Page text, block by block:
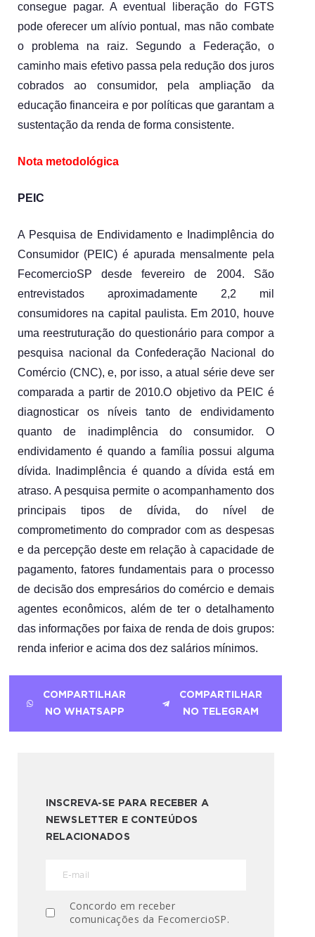
consegue pagar. A eventual liberação do FGTS
pode oferecer um alívio pontual, mas não combate
o problema na raiz. Segundo a Federação, o
caminho mais efetivo passa pela redução dos juros
cobrados ao consumidor, pela ampliação da
educação financeira e por políticas que garantam a
sustentação da renda de forma consistente.
Nota metodológica
PEIC
A Pesquisa de Endividamento e Inadimplência do
Consumidor (PEIC) é apurada mensalmente pela
FecomercioSP desde fevereiro de 2004. São
entrevistados aproximadamente 2,2 mil
consumidores na capital paulista. Em 2010, houve
uma reestruturação do questionário para compor a
pesquisa nacional da Confederação Nacional do
Comércio (CNC), e, por isso, a atual série deve ser
comparada a partir de 2010.O objetivo da PEIC é
diagnosticar os níveis tanto de endividamento
quanto de inadimplência do consumidor. O
endividamento é quando a família possui alguma
dívida. Inadimplência é quando a dívida está em
atraso. A pesquisa permite o acompanhamento dos
principais tipos de dívida, do nível de
comprometimento do comprador com as despesas
e da percepção deste em relação à capacidade de
pagamento, fatores fundamentais para o processo
de decisão dos empresários do comércio e demais
agentes econômicos, além de ter o detalhamento
das informações por faixa de renda de dois grupos:
renda inferior e acima dos dez salários mínimos.
COMPARTILHAR
NO WHATSAPP
COMPARTILHAR
NO TELEGRAM
INSCREVA-SE PARA RECEBER A
NEWSLETTER E CONTEÚDOS
RELACIONADOS
Concordo em receber
comunicações da FecomercioSP.